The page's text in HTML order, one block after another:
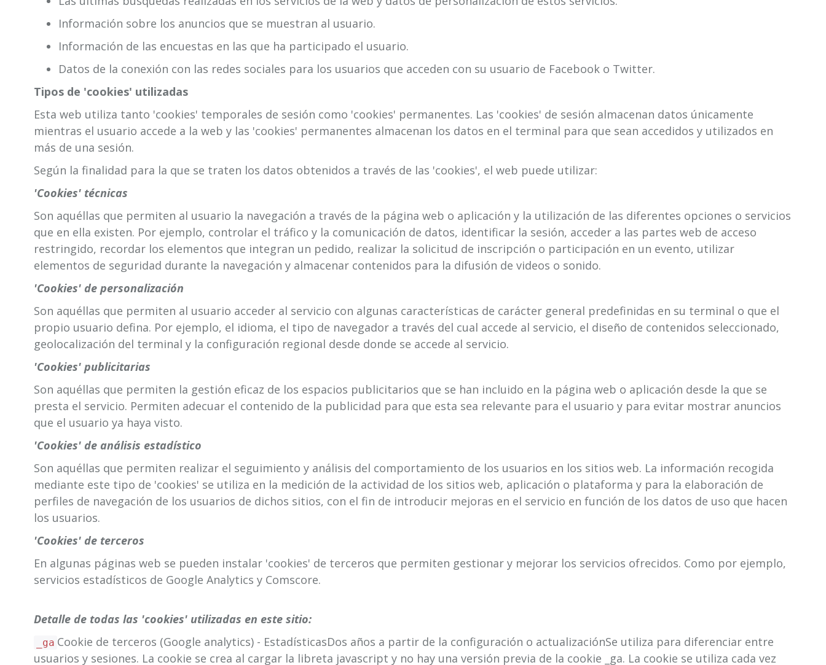
Las últimas búsquedas realizadas en los servicios de la web y datos de personalización de estos servicios.
Información sobre los anuncios que se muestran al usuario.
Información de las encuestas en las que ha participado el usuario.
Datos de la conexión con las redes sociales para los usuarios que acceden con su usuario de Facebook o Twitter.
Tipos de 'cookies' utilizadas
Esta web utiliza tanto 'cookies' temporales de sesión como 'cookies' permanentes. Las 'cookies' de sesión almacenan datos únicamente
mientras el usuario accede a la web y las 'cookies' permanentes almacenan los datos en el terminal para que sean accedidos y utilizados en
más de una sesión.
Según la finalidad para la que se traten los datos obtenidos a través de las 'cookies', el web puede utilizar:
'Cookies' técnicas
Son aquéllas que permiten al usuario la navegación a través de la página web o aplicación y la utilización de las diferentes opciones o servicios
que en ella existen. Por ejemplo, controlar el tráfico y la comunicación de datos, identificar la sesión, acceder a las partes web de acceso
restringido, recordar los elementos que integran un pedido, realizar la solicitud de inscripción o participación en un evento, utilizar
elementos de seguridad durante la navegación y almacenar contenidos para la difusión de videos o sonido.
'Cookies' de personalización
Son aquéllas que permiten al usuario acceder al servicio con algunas características de carácter general predefinidas en su terminal o que el
propio usuario defina. Por ejemplo, el idioma, el tipo de navegador a través del cual accede al servicio, el diseño de contenidos seleccionado,
geolocalización del terminal y la configuración regional desde donde se accede al servicio.
'Cookies' publicitarias
Son aquéllas que permiten la gestión eficaz de los espacios publicitarios que se han incluido en la página web o aplicación desde la que se
presta el servicio. Permiten adecuar el contenido de la publicidad para que esta sea relevante para el usuario y para evitar mostrar anuncios
que el usuario ya haya visto.
'Cookies' de análisis estadístico
Son aquéllas que permiten realizar el seguimiento y análisis del comportamiento de los usuarios en los sitios web. La información recogida
mediante este tipo de 'cookies' se utiliza en la medición de la actividad de los sitios web, aplicación o plataforma y para la elaboración de
perfiles de navegación de los usuarios de dichos sitios, con el fin de introducir mejoras en el servicio en función de los datos de uso que hacen
los usuarios.
'Cookies' de terceros
En algunas páginas web se pueden instalar 'cookies' de terceros que permiten gestionar y mejorar los servicios ofrecidos. Como por ejemplo,
servicios estadísticos de Google Analytics y Comscore.
Detalle de todas las 'cookies' utilizadas en este sitio:
_ga
Cookie de terceros (Google analytics) - EstadísticasDos años a partir de la configuración o actualizaciónSe utiliza para diferenciar entre